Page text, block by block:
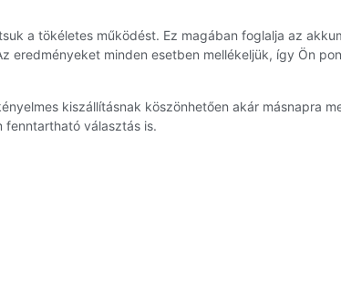
a tökéletes működést. Ez magában foglalja az
eredményeket minden esetben mellékeljük, így Ön
kiszállításnak köszönhetően akár másnapra
fenntartható választás is.